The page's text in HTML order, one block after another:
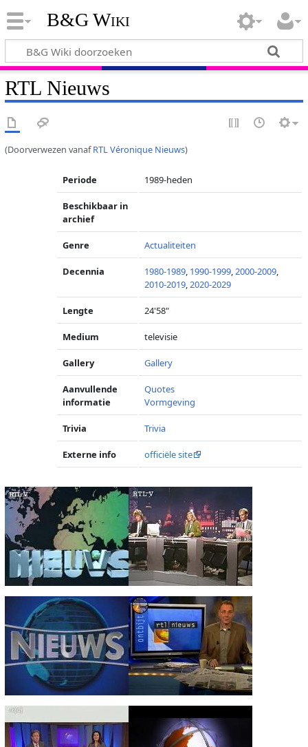
B&G Wiki
RTL Nieuws
(Doorverwezen vanafRTL Véronique Nieuws)
Periode 1989-heden
Beschikbaar in
archief
Genre Actualiteiten
Decennia 1980-1989, 1990-1999,2000-2009,
2010-2019,2020-2029
Lengte 24'58"
Medium televisie
Gallery Gallery
Aanvullende
informatie
Quotes
Vormgeving
Trivia Trivia
Externe info officiële site